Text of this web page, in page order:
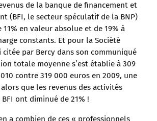
de la banque de financement et
(BFI, le secteur spéculatif de la BNP)
en valeur absolue et de 19% à
constants. Et pour la Société
citée par Bercy dans son communiqué
totale moyenne s’est établie à 309
contre 319 000 euros en 2009, une
que les revenus des activités
ont diminué de 21% !
a combien de ces « professionnels